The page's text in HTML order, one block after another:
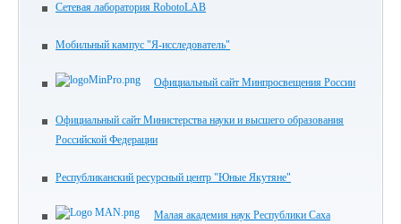
Сетевая лаборатория RobotoLAB
Мобильный кампус "Я-исследователь"
Официальный сайт Минпросвещения России
Официальный сайт Министерства науки и высшего образования
Российской Федерации
Республиканский ресурсный центр "Юные Якутяне"
Малая академия наук Республики Саха